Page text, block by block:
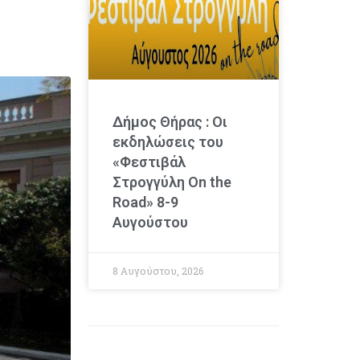
Δήμος Θήρας : Οι
εκδηλώσεις του
«Φεστιβάλ
Στρογγύλη On the
Road» 8-9
Αυγούστου
8 Αυγούστου, 2026